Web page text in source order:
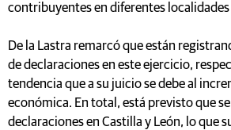
contribuyentes en diferentes localidades
De la Lastra remarcó que están
de declaraciones en este ejercicio,
tendencia que a su juicio se debe al
económica. En total, está previsto que
declaraciones en Castilla y León, lo que